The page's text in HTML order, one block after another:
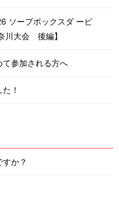
ソープボックスダ ービ
川⼤会 後編】
て参加される方へ
！
か？